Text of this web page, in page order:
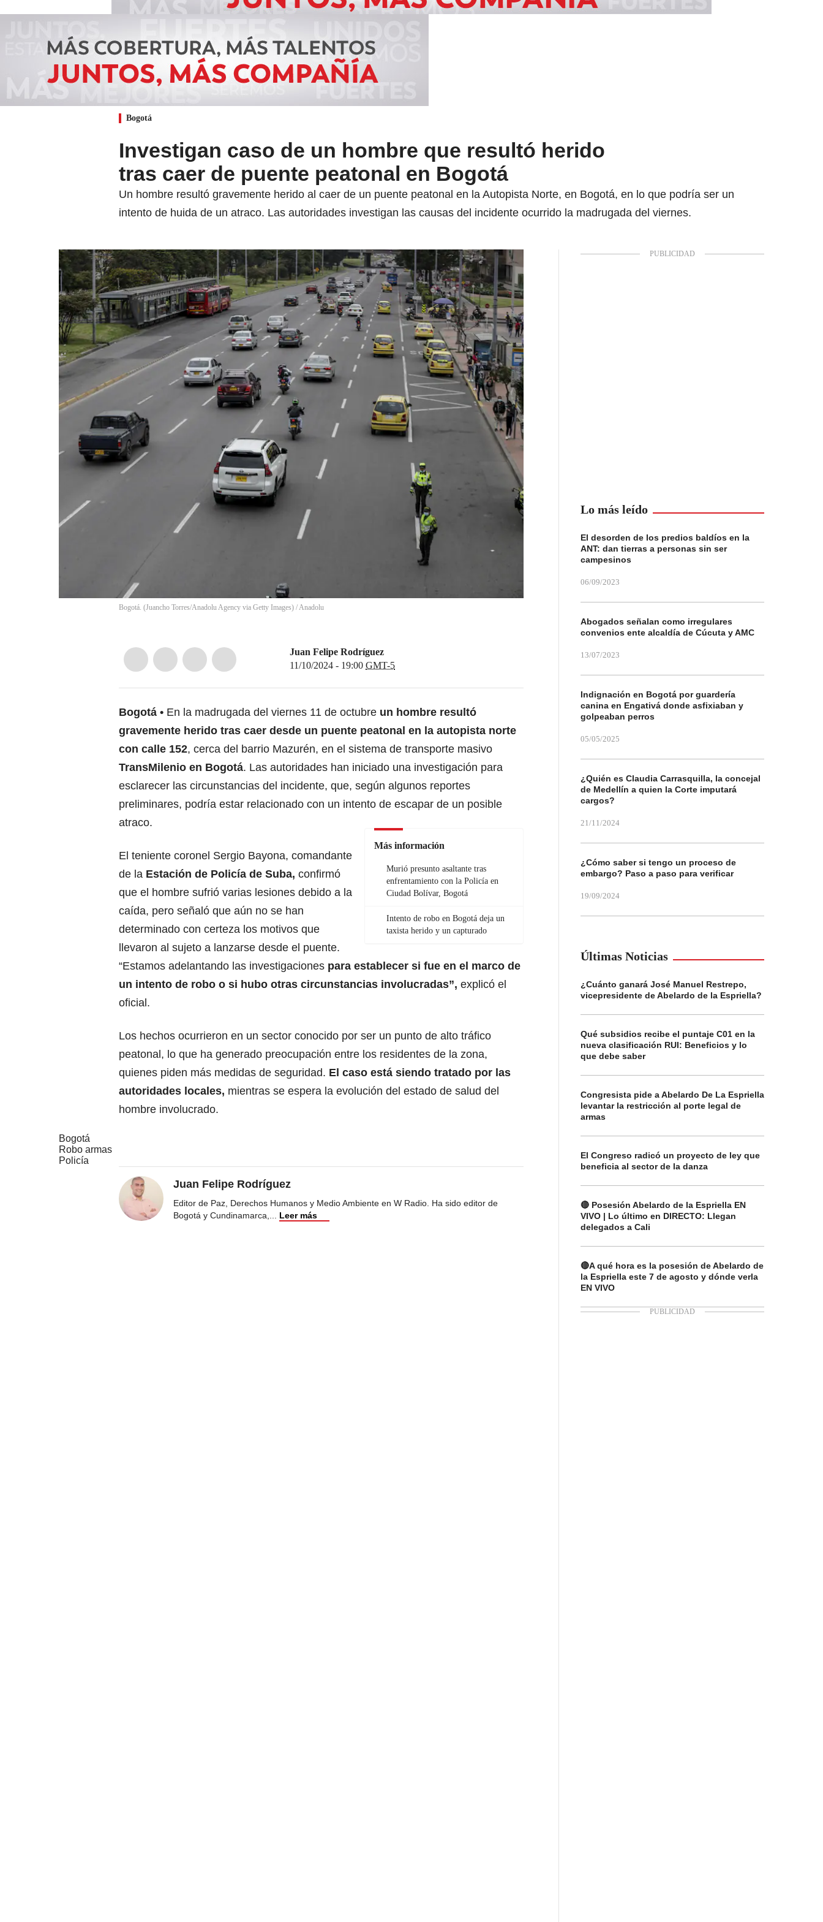
Bogotá
Investigan caso de un hombre que resultó herido
tras caer de puente peatonal en Bogotá
Un hombre resultó gravemente herido al caer de un puente peatonal en la Autopista Norte, en Bogotá, en lo que podría ser un
intento de huida de un atraco. Las autoridades investigan las causas del incidente ocurrido la madrugada del viernes.
Bogotá. (Juancho Torres/Anadolu Agency via Getty Images) /Anadolu
Juan Felipe Rodríguez
11/10/2024 - 19:00 GMT-5
Bogotá En la madrugada del viernes 11 de octubre un hombre resultó
gravemente herido tras caer desde un puente peatonal en la autopista norte
con calle 152, cerca del barrio Mazurén, en el sistema de transporte masivo
TransMilenio en Bogotá. Las autoridades han iniciado una investigación para
esclarecer las circunstancias del incidente, que, según algunos reportes
preliminares, podría estar relacionado con un intento de escapar de un posible
atraco.
Más información
Murió presunto asaltante tras
enfrentamiento con la Policía en
Ciudad Bolívar, Bogotá
Intento de robo en Bogotá deja un
taxista herido y un capturado
El teniente coronel Sergio Bayona, comandante
de la Estación de Policía de Suba, confirmó
que el hombre sufrió varias lesiones debido a la
caída, pero señaló que aún no se han
determinado con certeza los motivos que
llevaron al sujeto a lanzarse desde el puente.
“Estamos adelantando las investigaciones para establecer si fue en el marco de
un intento de robo o si hubo otras circunstancias involucradas”, explicó el
oficial.
Los hechos ocurrieron en un sector conocido por ser un punto de alto tráfico
peatonal, lo que ha generado preocupación entre los residentes de la zona,
quienes piden más medidas de seguridad. El caso está siendo tratado por las
autoridades locales, mientras se espera la evolución del estado de salud del
hombre involucrado.
Bogotá
Robo armas
Policía
Juan Felipe Rodríguez
Editor de Paz, Derechos Humanos y Medio Ambiente en W Radio. Ha sido editor de
Bogotá y Cundinamarca,... Leer más
Lo más leído
El desorden de los predios baldíos en la
ANT: dan tierras a personas sin ser
campesinos
06/09/2023
Abogados señalan como irregulares
convenios ente alcaldía de Cúcuta y AMC
13/07/2023
Indignación en Bogotá por guardería
canina en Engativá donde asfixiaban y
golpeaban perros
05/05/2025
¿Quién es Claudia Carrasquilla, la concejal
de Medellín a quien la Corte imputará
cargos?
21/11/2024
¿Cómo saber si tengo un proceso de
embargo? Paso a paso para verificar
19/09/2024
Últimas Noticias
¿Cuánto ganará José Manuel Restrepo,
vicepresidente de Abelardo de la Espriella?
Qué subsidios recibe el puntaje C01 en la
nueva clasificación RUI: Beneficios y lo
que debe saber
Congresista pide a Abelardo De La Espriella
levantar la restricción al porte legal de
armas
El Congreso radicó un proyecto de ley que
beneficia al sector de la danza
🔴 Posesión Abelardo de la Espriella EN
VIVO | Lo último en DIRECTO: Llegan
delegados a Cali
🔴A qué hora es la posesión de Abelardo de
la Espriella este 7 de agosto y dónde verla
EN VIVO